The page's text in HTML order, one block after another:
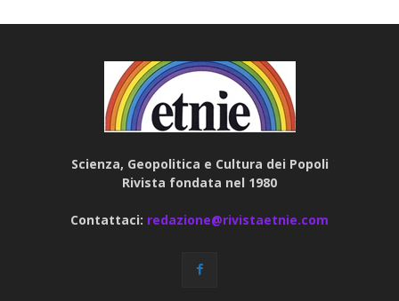
Scienza, Geopolitica e Cultura dei Popoli
Rivista fondata nel 1980
Contattaci: redazione@rivistaetnie.com